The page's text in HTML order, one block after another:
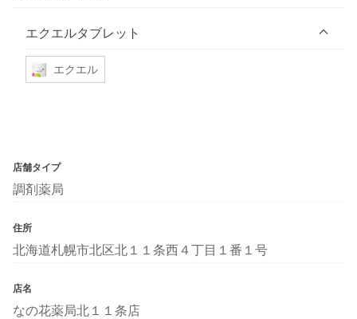
エクエルタブレット
エクエル
店舗タイプ
調剤薬局
住所
北海道札幌市北区北１１条西４丁目１番１号
店名
なの花薬局北１１条店